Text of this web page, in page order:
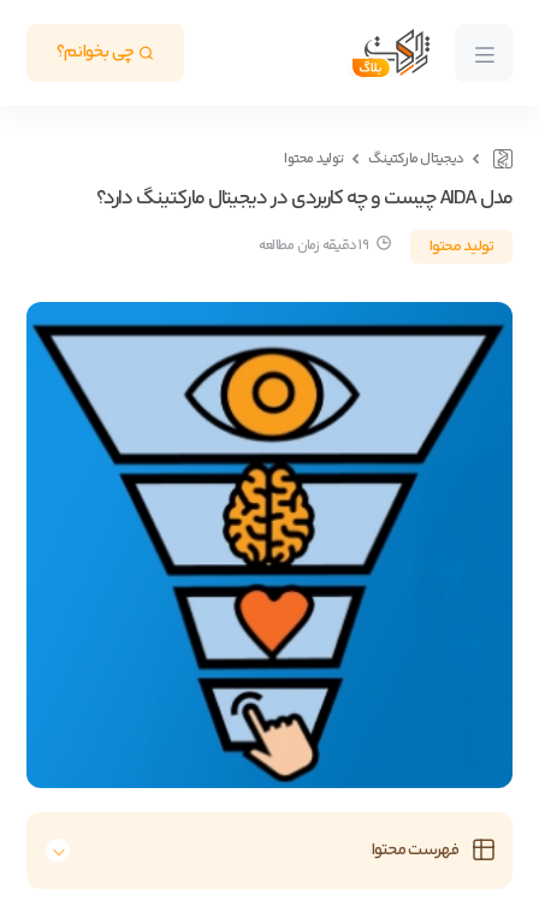
چی بخوانم؟
دیجیتال مارکتینگ تولید محتوا
مدل AIDA چیست و چه کاربردی در دیجیتال مارکتینگ دارد؟
تولید محتوا 19 دقیقه زمان مطالعه
فهرست محتوا